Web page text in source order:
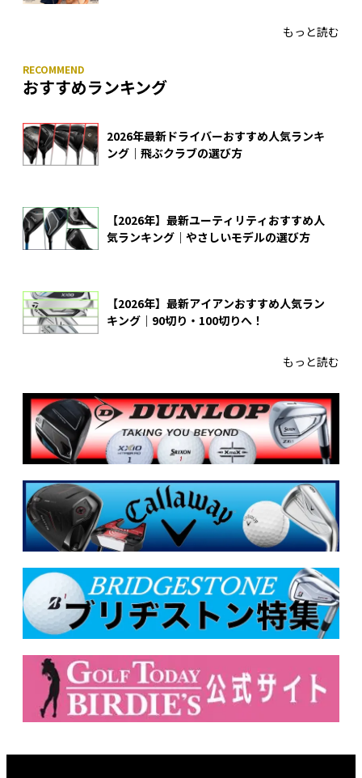
もっと読む
おすすめランキング
2026年最新ドライバーおすすめ人気ランキ
ング｜飛ぶクラブの選び方
【2026年】最新ユーティリティおすすめ人
気ランキング｜やさしいモデルの選び方
【2026年】最新アイアンおすすめ人気ラン
キング｜90切り・100切りへ！
もっと読む